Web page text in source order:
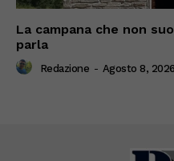
La campana che non
parla
Redazione - Agosto 8, 2026